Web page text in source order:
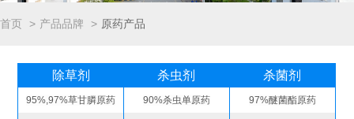
首页 产品品牌 原药产品
除草剂 杀虫剂 杀菌剂
95%,97%草甘膦原药 90%杀虫单原药 97%醚菌酯原药